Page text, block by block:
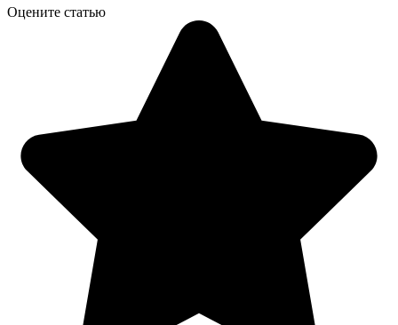
Оцените статью